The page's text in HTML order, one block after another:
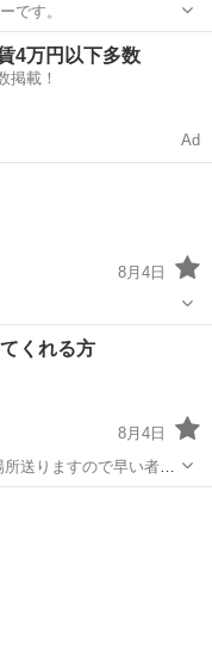
です。
ール スペアタイヤ
4万円以下多数
掲載！
Ad
8月4日
普通自動車
くれる方
8月4日
送りますので早い者勝